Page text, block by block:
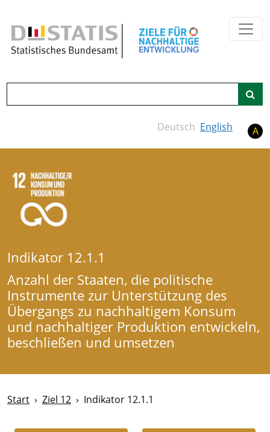
Deutsch English A
Indikator 12.1.1
Anzahl der Staaten, die politische
Instrumente zur Unterstützung des
Übergangs zu nachhaltigem Konsum
und nachhaltiger Produktion entwickeln,
beschließen und umsetzen
Start Ziel 12 Indikator 12.1.1